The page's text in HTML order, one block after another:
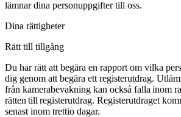
lämnar dina personuppgifter till oss.
Dina rättigheter
Rätt till tillgång
Du har rätt att begära en rapport om vilka
dig genom att begära ett registerutdrag.
från kamerabevakning kan också falla inom
rätten till registerutdrag. Registerutdraget
senast inom trettio dagar.